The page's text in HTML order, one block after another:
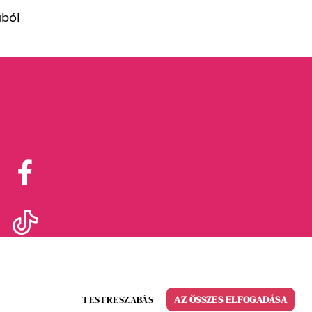
TESTRESZABÁS AZ ÖSSZES ELFOGADÁSA